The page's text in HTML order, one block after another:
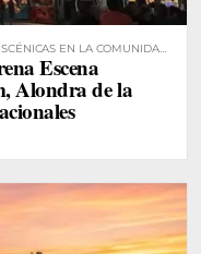
EN LA COMUNIDAD
Escena
Alondra de la